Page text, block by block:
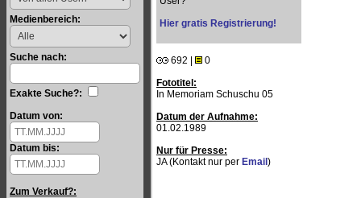
Medienbereich:
Suche nach:
Exakte Suche?:
Datum von:
Datum bis:
Zum Verkauf?:
Hier gratis Registrierung!
692 |
0
Fototitel:
In Memoriam Schuschu 05
Datum der Aufnahme:
01.02.1989
Nur für Presse:
JA (Kontakt nur per Email )